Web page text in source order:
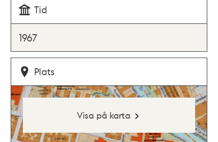
Tid
1967
Plats
Visa på karta